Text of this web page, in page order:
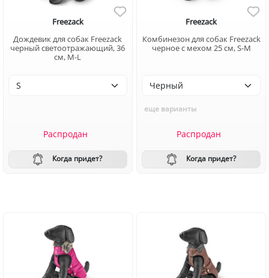
Freezack
Дождевик для собак Freezack
черный светоотражающий, 36
см, M-L
Распродан
Когда придет?
Freezack
Комбинезон для собак Freezack
черное с мехом 25 см, S-M
еще варианты
Распродан
Когда придет?